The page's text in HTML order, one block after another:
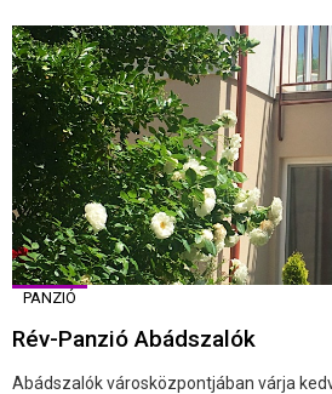
PANZIÓ
Rév-Panzió Abádszalók
Abádszalók városközpontjában várja